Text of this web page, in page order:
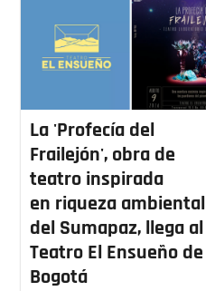
La 'Profecía del
Frailejón', obra de
teatro inspirada
en riqueza ambiental
del Sumapaz, llega al
Teatro El Ensueño de
Bogotá